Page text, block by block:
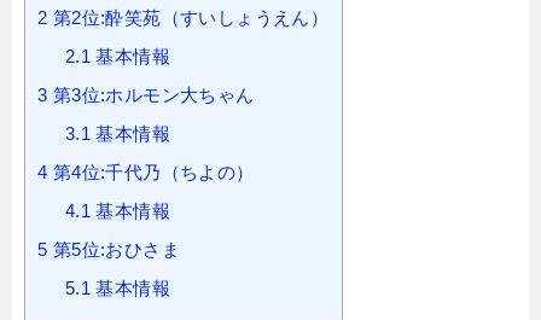
2 第2位:酔笑苑（すいしょうえん）
2.1 基本情報
3 第3位:ホルモン大ちゃん
3.1 基本情報
4 第4位:千代乃（ちよの）
4.1 基本情報
5 第5位:おひさま
5.1 基本情報